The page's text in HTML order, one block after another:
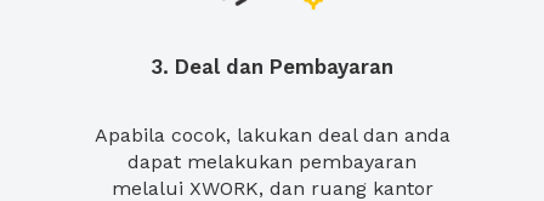
3. Deal dan Pembayaran
Apabila cocok, lakukan deal dan anda
dapat melakukan pembayaran
melalui XWORK, dan ruang kantor